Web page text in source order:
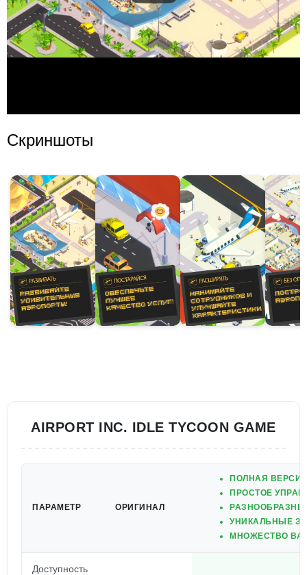
Скриншоты
AIRPORT INC. IDLE TYCOON GAME
ПАРАМЕТР ОРИГИНАЛ
ПОЛНАЯ
ПРОСТОЕ
УНИКАЛЬНЫЕ
МНОЖЕСТВО
Доступность